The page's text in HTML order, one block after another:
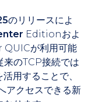
のリリースによ
Editionおよ
が利用可能
来のTCP接続では
用することで、
アクセスできる新